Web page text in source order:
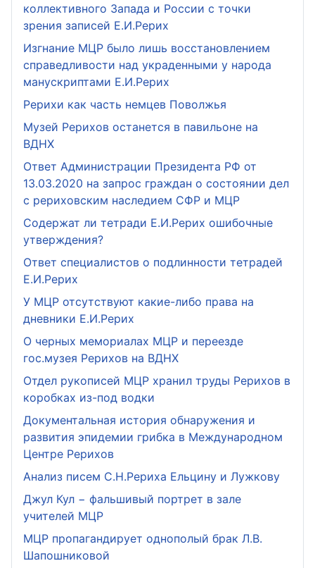
коллективного Запада и России с точки
зрения записей Е.И.Рерих
Изгнание МЦР было лишь восстановлением
справедливости над украденными у народа
манускриптами Е.И.Рерих
Рерихи как часть немцев Поволжья
Музей Рерихов останется в павильоне на
ВДНХ
Ответ Администрации Президента РФ от
13.03.2020 на запрос граждан о состоянии дел
с рериховским наследием СФР и МЦР
Содержат ли тетради Е.И.Рерих ошибочные
утверждения?
Ответ специалистов о подлинности тетрадей
Е.И.Рерих
У МЦР отсутствуют какие-либо права на
дневники Е.И.Рерих
О черных мемориалах МЦР и переезде
гос.музея Рерихов на ВДНХ
Отдел рукописей МЦР хранил труды Рерихов в
коробках из-под водки
Документальная история обнаружения и
развития эпидемии грибка в Международном
Центре Рерихов
Анализ писем С.Н.Рериха Ельцину и Лужкову
Джул Кул − фальшивый портрет в зале
учителей МЦР
МЦР пропагандирует однополый брак Л.В.
Шапошниковой